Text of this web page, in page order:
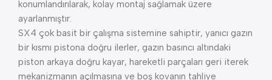
konumlandırılarak, kolay montaj sağlamak üzere
ayarlanmıştır.
SX4 çok basit bir çalışma sistemine sahiptir, yanıcı gazın
bir kısmı pistona doğru ilerler, gazın basıncı altındaki
piston arkaya doğru kayar, hareketli parçaları geri iterek
mekanizmanın açılmasına ve boş kovanın tahliye